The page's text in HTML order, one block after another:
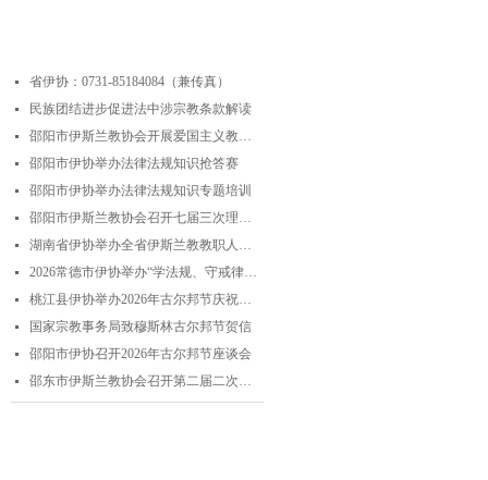
넷 省伊协：0731-85184084（兼传真）
넷 民族团结进步促进法中涉宗教条款解读
넷 邵阳市伊斯兰教协会开展爱国主义教育实践暨中华优秀传统文化研学活动
넷 邵阳市伊协举办法律法规知识抢答赛
넷 邵阳市伊协举办法律法规知识专题培训
넷 邵阳市伊斯兰教协会召开七届三次理事会
넷 湖南省伊协举办全省伊斯兰教教职人员解经培训暨“学法规、守戒律、重修为、树形象”主题演讲比赛
넷 2026常德市伊协举办“学法规、守戒律、重修为、树形象”专题阿訇培训班 暨阿訇演讲交流赛
넷 桃江县伊协举办2026年古尔邦节庆祝活动
넷 国家宗教事务局致穆斯林古尔邦节贺信
넷 邵阳市伊协召开2026年古尔邦节座谈会
넷 邵东市伊斯兰教协会召开第二届二次理事会